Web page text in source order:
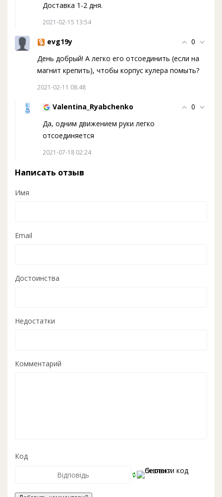
Доставка 1-2 дня.
2021-02-15 13:54
evg19y
0
День добрый! А легко его отсоединить (если на
магнит крепить), чтобы корпус кулера помыть?
2021-02-11 08:48
Valentina_Ryabchenko
0
Да, одним движением руки легко
отсоединяется
2021-07-18 02:24
Написать отзыв
Имя
Email
Достоинства
Недостатки
Комментарий
Код